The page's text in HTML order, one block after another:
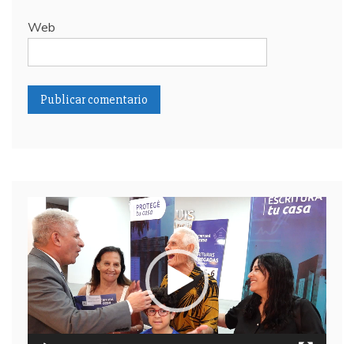
Web
Reproductor
de
video